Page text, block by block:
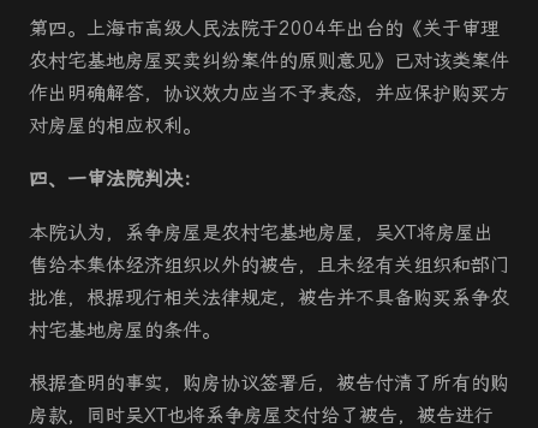
第四。上海市高级人民法院于2004年出台的《关于审理
农村宅基地房屋买卖纠纷案件的原则意见》已对该类案件
作出明确解答，协议效力应当不予表态，并应保护购买方
对房屋的相应权利。
四、一审法院判决：
本院认为，系争房屋是农村宅基地房屋，吴XT将房屋出
售给本集体经济组织以外的被告，且未经有关组织和部门
批准，根据现行相关法律规定，被告并不具备购买系争农
村宅基地房屋的条件。
根据查明的事实，购房协议签署后，被告付清了所有的购
房款，同时吴XT也将系争房屋交付给了被告，被告进行